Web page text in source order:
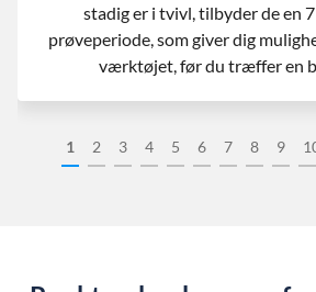
1 2 3 4 5 6 7 8 9
stadig er i tvivl, tilbyder de en
prøveperiode, som giver dig
værktøjet, før du træffer en